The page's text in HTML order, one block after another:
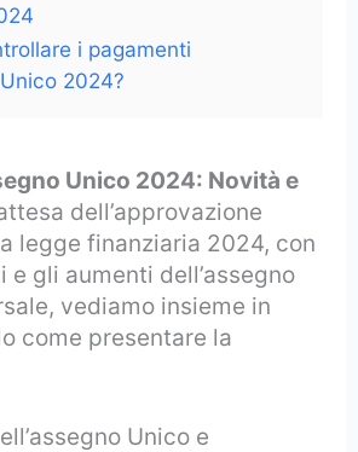
i pagamenti
2024?
Unico 2024: Novità e
dell’approvazione
legge finanziaria 2024, con
e gli aumenti dell’assegno
vediamo insieme in
come presentare la
Unico e